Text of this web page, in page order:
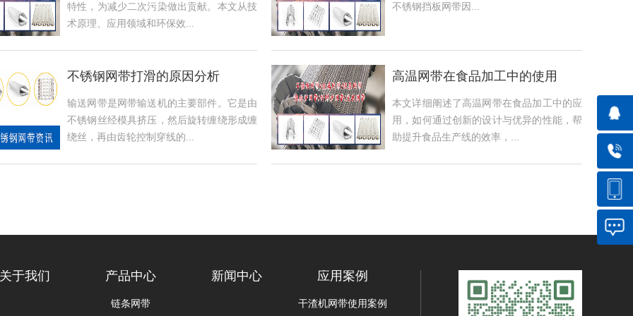
特性，为减少二次污染做出贡献。本文从技
术原理、应用领域和环保效...
不锈钢挡板网带因...
不锈钢网带打滑的原因分析
输送网带是网带输送机的主要部件。它是由
不锈钢丝经模具挤压，然后旋转缠绕形成缠
绕丝，再由齿轮控制穿线的...
高温网带在食品加工中的使用
本文详细阐述了高温网带在食品加工中的应
用，如何通过创新的设计与优异的性能，帮
助提升食品生产线的效率，...
关于我们 产品中心
链条网带
新闻中心 应用案例
干渣机网带使用案例